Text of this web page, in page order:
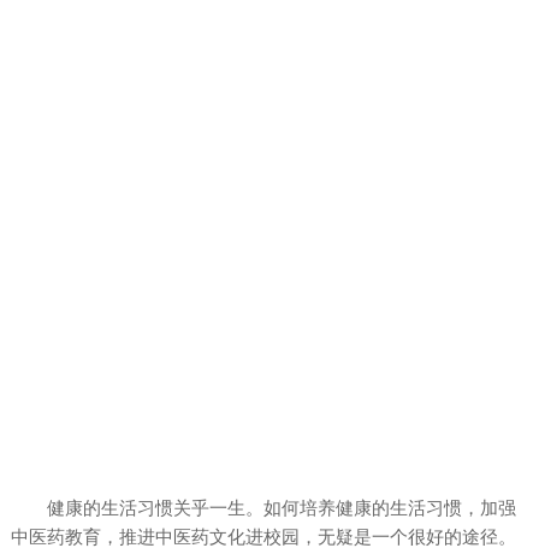
健康的生活习惯关乎一生。如何培养健康的生活习惯，加强
中医药教育，推进中医药文化进校园，无疑是一个很好的途径。